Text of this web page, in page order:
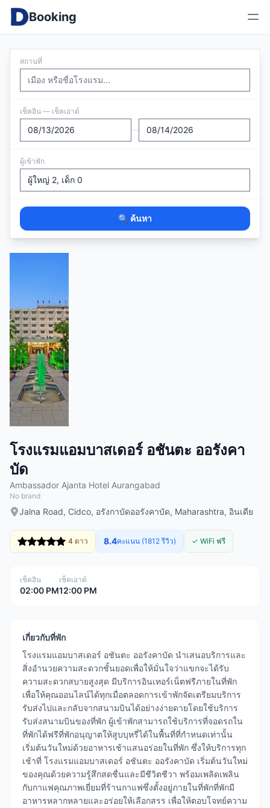
Booking
สถานที่
เช็คอิน — เช็คเอาต์
—
ผู้เข้าพัก
🔍 ค้นหา
โรงแรมแอมบาสเดอร์ อชันตะ ออรังคา
บัด
Ambassador Ajanta Hotel Aurangabad
No brand
Jalna Road, Cidco, อรังกาบัดออรังคาบัด, Maharashtra, อินเดีย
4 ดาว 8.4คะแนน (1812 รีวิว) ✓ WiFi ฟรี
เช็คอิน
02:00 PM
เช็คเอาต์
12:00 PM
เกี่ยวกับที่พัก
โรงแรมแอมบาสเดอร์ อชันตะ ออรังคาบัด นำเสนอบริการและ
สิ่งอำนวยความสะดวกชั้นยอดเพื่อให้มั่นใจว่าแขกจะได้รับ
ความสะดวกสบายสูงสุด มีบริการอินเทอร์เน็ตฟรีภายในที่พัก
เพื่อให้คุณออนไลน์ได้ทุกเมื่อตลอดการเข้าพักจัดเตรียมบริการ
รับส่งไปและกลับจากสนามบินได้อย่างง่ายดายโดยใช้บริการ
รับส่งสนามบินของที่พัก ผู้เข้าพักสามารถใช้บริการที่จอดรถใน
ที่พักได้ฟรีที่พักอนุญาตให้สูบบุหรี่ได้ในพื้นที่ที่กำหนดเท่านั้น
เริ่มต้นวันใหม่ด้วยอาหารเช้าแสนอร่อยในที่พัก ซึ่งให้บริการทุก
เช้าที่ โรงแรมแอมบาสเดอร์ อชันตะ ออรังคาบัด เริ่มต้นวันใหม่
ของคุณด้วยความรู้สึกสดชื่นและมีชีวิตชีวา พร้อมเพลิดเพลิน
กับกาแฟคุณภาพเยี่ยมที่ร้านกาแฟซึ่งตั้งอยู่ภายในที่พักที่พักมี
อาหารหลากหลายและอร่อยให้เลือกสรร เพื่อให้ตอบโจทย์ความ